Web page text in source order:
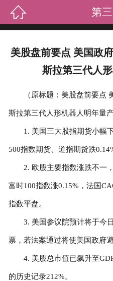
 第
美股盘前要点 美国政
斯拉第三代人
（原标题：美股盘前要点
斯拉第三代人形机器人明年量产
1. 美国三大股指期货小幅下
500指数期货、道指期货跌
2. 欧股主要指数涨跌不一，
富时100指数涨0.15%，法国
指数平盘。
3. 美国参议院预计将于今日
票，若法案通过将使美国政府避
4. 美股总市值已飙升至GDP
的历史记录212%。